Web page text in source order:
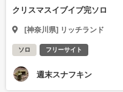
クリスマスイブイブ完ソロ
[神奈川県] リッチランド
ソロ フリーサイト
週末スナフキン